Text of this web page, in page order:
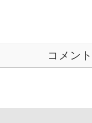
コメン